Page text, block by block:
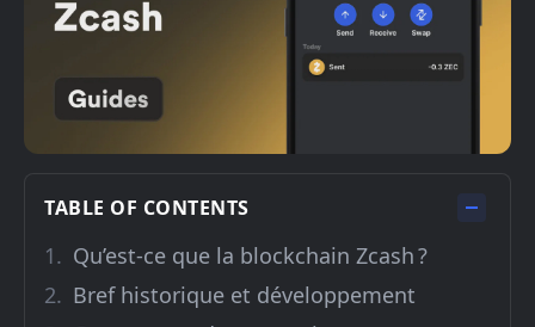
TABLE OF CONTENTS
Qu’est-ce que la blockchain Zcash ?
Bref historique et développement